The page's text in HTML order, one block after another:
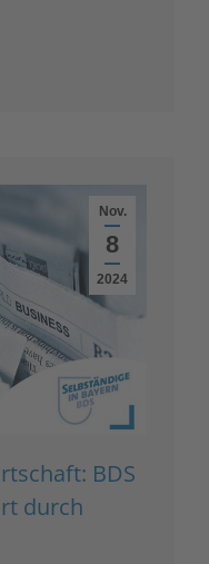
Nov.
8
2024
BDS
durch